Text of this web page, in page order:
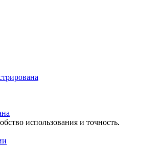
использования и точность.